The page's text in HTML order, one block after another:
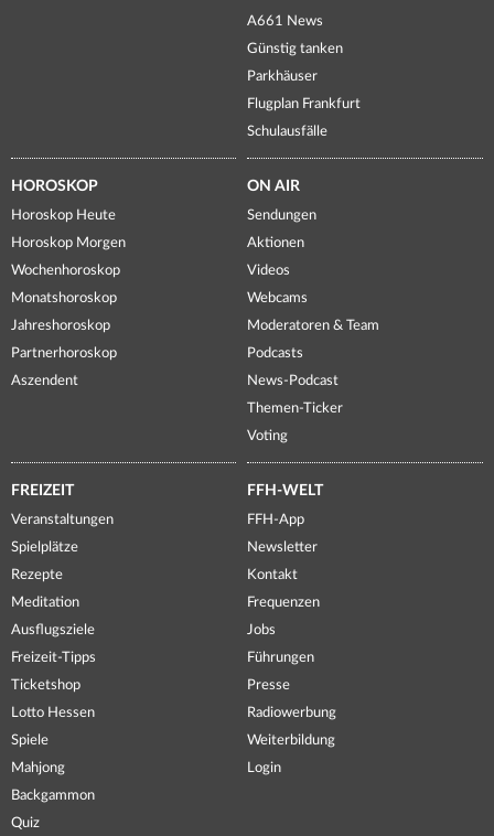
A661 News
Günstig tanken
Parkhäuser
Flugplan Frankfurt
Schulausfälle
HOROSKOP
Horoskop Heute
Horoskop Morgen
Wochenhoroskop
Monatshoroskop
Jahreshoroskop
Partnerhoroskop
Aszendent
ON AIR
Sendungen
Aktionen
Videos
Webcams
Moderatoren & Team
Podcasts
News-Podcast
Themen-Ticker
Voting
FREIZEIT
Veranstaltungen
Spielplätze
Rezepte
Meditation
Ausflugsziele
Freizeit-Tipps
Ticketshop
Lotto Hessen
Spiele
Mahjong
Backgammon
Quiz
FFH-WELT
FFH-App
Newsletter
Kontakt
Frequenzen
Jobs
Führungen
Presse
Radiowerbung
Weiterbildung
Login